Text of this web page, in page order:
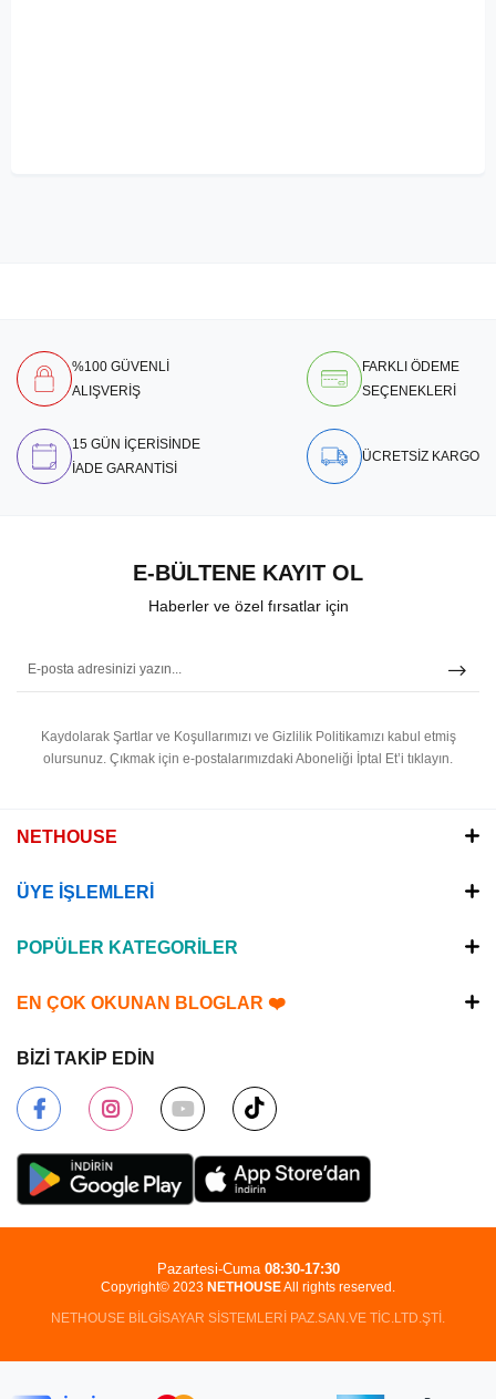
%100 GÜVENLİ
ALIŞVERİŞ
FARKLI ÖDEME
SEÇENEKLERİ
15 GÜN İÇERİSİNDE
İADE GARANTİSİ
ÜCRETSİZ KARGO
E-BÜLTENE KAYIT OL
Haberler ve özel fırsatlar için
Kaydolarak Şartlar ve Koşullarımızı ve Gizlilik Politikamızı kabul etmiş
olursunuz. Çıkmak için e-postalarımızdaki Aboneliği İptal Et’i tıklayın.
NETHOUSE
ÜYE İŞLEMLERİ
POPÜLER KATEGORİLER
EN ÇOK OKUNAN BLOGLAR ❤️
BİZİ TAKİP EDİN
Copyright© 2023 NETHOUSEAll rights reserved.
NETHOUSE BİLGİSAYAR SİSTEMLERİ PAZ.SAN.VE TİC.LTD.ŞTİ.
Pazartesi-Cuma 08:30-17:30